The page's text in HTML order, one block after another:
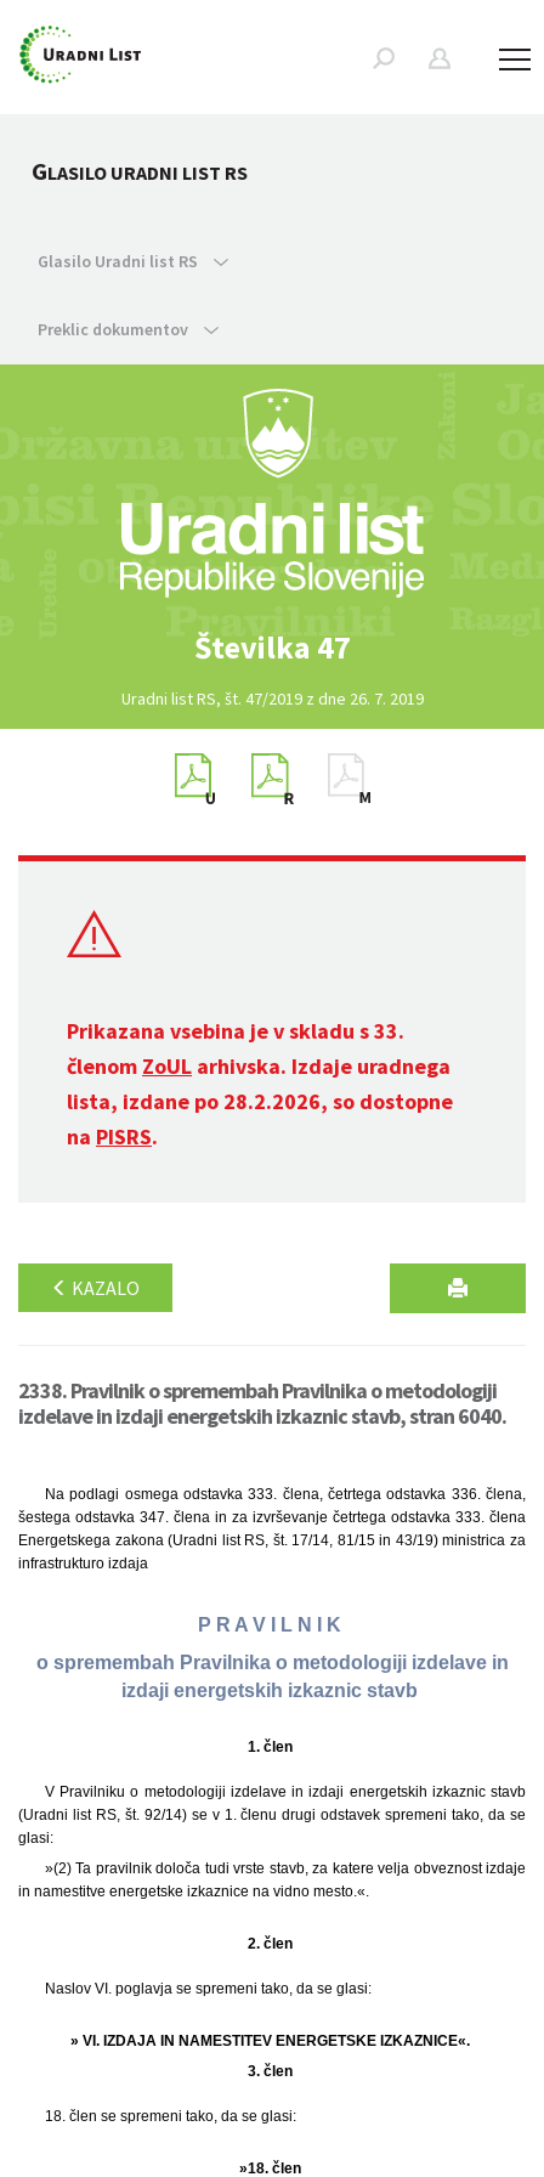
GLASILO URADNI LIST RS
Glasilo Uradni list RS
Preklic dokumentov
Številka 47
Uradni list RS, št. 47/2019 z dne 26. 7. 2019
Prikazana vsebina je v skladu s 33.
členom ZoUL arhivska. Izdaje uradnega
lista, izdane po 28.2.2026, so dostopne
na PISRS.
KAZALO
2338. Pravilnik o spremembah Pravilnika o metodologiji
izdelave in izdaji energetskih izkaznic stavb, stran 6040.
Na podlagi osmega odstavka 333. člena, četrtega odstavka 336. člena,
šestega odstavka 347. člena in za izvrševanje četrtega odstavka 333. člena
Energetskega zakona (Uradni list RS, št. 17/14, 81/15 in 43/19) ministrica za
infrastrukturo izdaja
P R A V I L N I K
o spremembah Pravilnika o metodologiji izdelave in
izdaji energetskih izkaznic stavb
1. člen
V Pravilniku o metodologiji izdelave in izdaji energetskih izkaznic stavb
(Uradni list RS, št. 92/14) se v 1. členu drugi odstavek spremeni tako, da se
glasi:
»(2) Ta pravilnik določa tudi vrste stavb, za katere velja obveznost izdaje
in namestitve energetske izkaznice na vidno mesto.«.
2. člen
Naslov VI. poglavja se spremeni tako, da se glasi:
» VI. IZDAJA IN NAMESTITEV ENERGETSKE IZKAZNICE«.
3. člen
18. člen se spremeni tako, da se glasi:
»18. člen